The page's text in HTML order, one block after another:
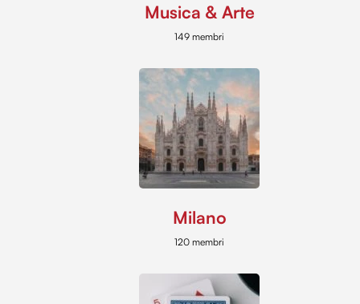
Musica & Arte
149 membri
Milano
120 membri